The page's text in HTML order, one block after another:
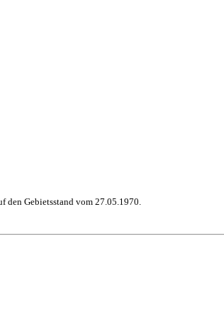
den Gebietsstand vom 27.05.1970.